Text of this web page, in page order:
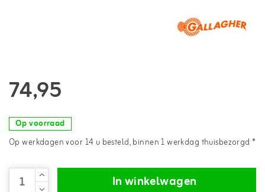
74,95
Op voorraad
Op werkdagen voor 14 u besteld, binnen 1 werkdag thuisbezorgd *
In winkelwagen